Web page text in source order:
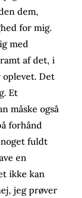
dem,
for mig.
med
af det, i
Det
Et
måske også
forhånd
fuldt
en
ikke kan
jeg prøver